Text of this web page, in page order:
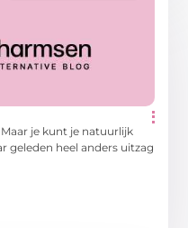
je kunt je natuurlijk
geleden heel anders uitzag